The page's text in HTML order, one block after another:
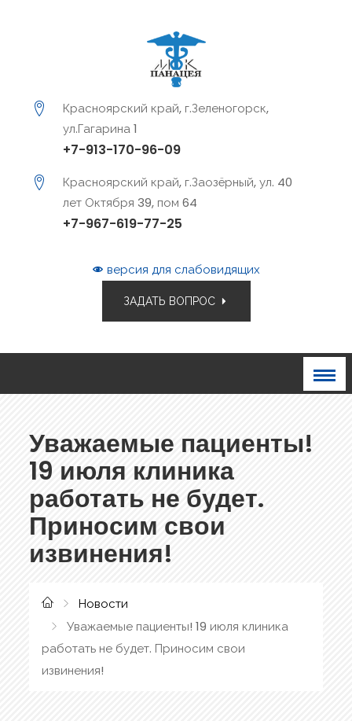
Красноярский край, г.Зеленогорск,
ул.Гагарина 1
+7-913-170-96-09
Красноярский край, г.Заозёрный, ул. 40
лет Октября 39, пом 64
+7-967-619-77-25
версия для слабовидящих
ЗАДАТЬ ВОПРОС
Уважаемые пациенты!
19 июля клиника
работать не будет.
Приносим свои
извинения!
Новости
Уважаемые пациенты! 19 июля клиника
работать не будет. Приносим свои
извинения!